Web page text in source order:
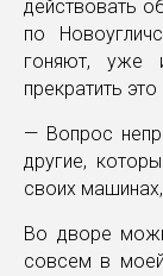
действовать
по
гоняют, уже
прекратить
— Вопрос
другие,
своих
Во дворе
совсем в